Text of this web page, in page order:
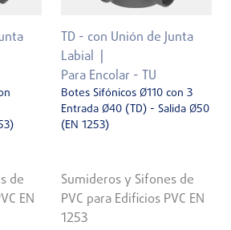
de
EN
TD - con Unión de Junta
Labial
Para Encolar - TU
Botes Sifónicos Ø110 con 3
Entrada Ø40 (TD) - Salida Ø50
(EN 1253)
Sumideros y Sifones de
PVC para Edificios PVC EN
1253